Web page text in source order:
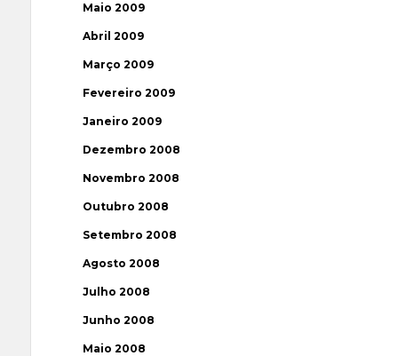
Maio 2009
Abril 2009
Março 2009
Fevereiro 2009
Janeiro 2009
Dezembro 2008
Novembro 2008
Outubro 2008
Setembro 2008
Agosto 2008
Julho 2008
Junho 2008
Maio 2008